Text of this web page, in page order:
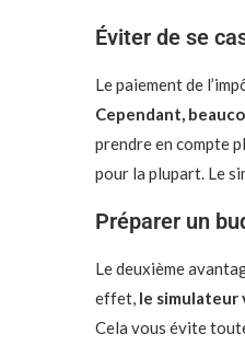
Éviter de se
Le paiement de
Cependant,
prendre en compte
pour la plupart. Le
Préparer un
Le deuxième
effet, le simulateur
Cela vous évite